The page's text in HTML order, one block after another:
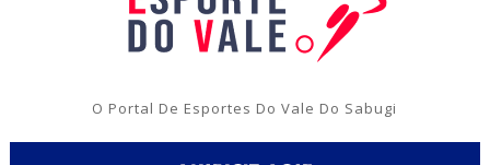
O Portal De Esportes Do Vale Do Sabugi